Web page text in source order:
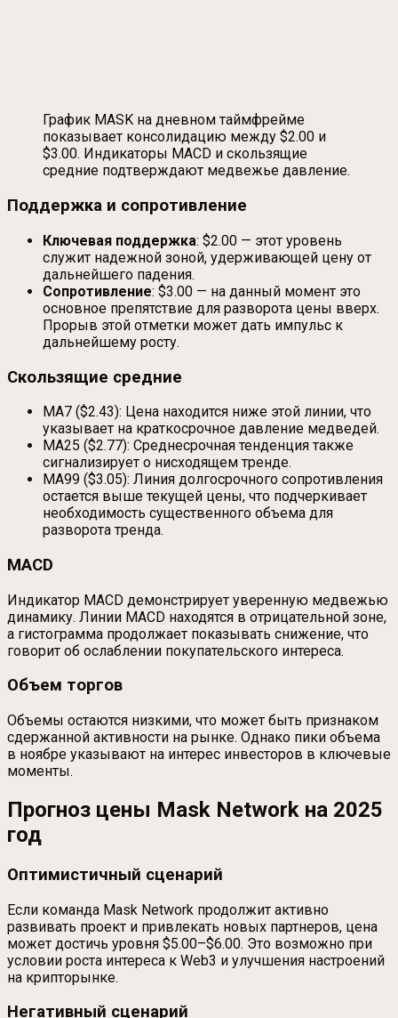
График MASK на дневном таймфрейме
показывает консолидацию между $2.00 и
$3.00. Индикаторы MACD и скользящие
средние подтверждают медвежье давление.
Поддержка и сопротивление
Ключевая поддержка: $2.00 — этот уровень
служит надежной зоной, удерживающей цену от
дальнейшего падения.
Сопротивление: $3.00 — на данный момент это
основное препятствие для разворота цены вверх.
Прорыв этой отметки может дать импульс к
дальнейшему росту.
Скользящие средние
MA7 ($2.43): Цена находится ниже этой линии, что
указывает на краткосрочное давление медведей.
MA25 ($2.77): Среднесрочная тенденция также
сигнализирует о нисходящем тренде.
MA99 ($3.05): Линия долгосрочного сопротивления
остается выше текущей цены, что подчеркивает
необходимость существенного объема для
разворота тренда.
MACD
Индикатор MACD демонстрирует уверенную медвежью
динамику. Линии MACD находятся в отрицательной зоне,
а гистограмма продолжает показывать снижение, что
говорит об ослаблении покупательского интереса.
Объем торгов
Объемы остаются низкими, что может быть признаком
сдержанной активности на рынке. Однако пики объема
в ноябре указывают на интерес инвесторов в ключевые
моменты.
Прогноз цены Mask Network на 2025
год
Оптимистичный сценарий
Если команда Mask Network продолжит активно
развивать проект и привлекать новых партнеров, цена
может достичь уровня $5.00–$6.00. Это возможно при
условии роста интереса к Web3 и улучшения настроений
на крипторынке.
Негативный сценарий